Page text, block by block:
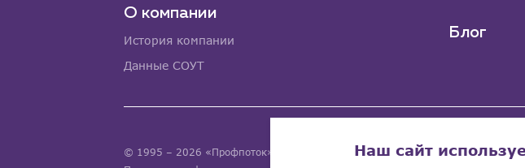
О компании
История компании
Данные СОУТ
Блог
© 1995 – 2026 «Профпоток». Все права защищеныНаш сайт